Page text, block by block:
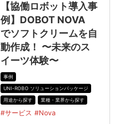
【協働ロボット導入事
例】DOBOT NOVA
でソフトクリームを自
動作成！ 〜未来のス
イーツ体験〜
事例
UNI-ROBO ソリューションパッケージ
用途から探す
業種・業界から探す
#サービス #Nova